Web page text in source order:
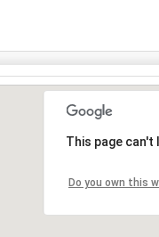
This page
Do you own this